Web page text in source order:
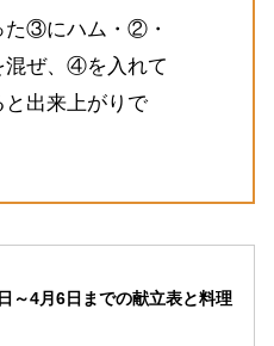
た③にハム・②・
ぜ、④を入れて
と出来上がりで
～4月6日までの献立表と料理